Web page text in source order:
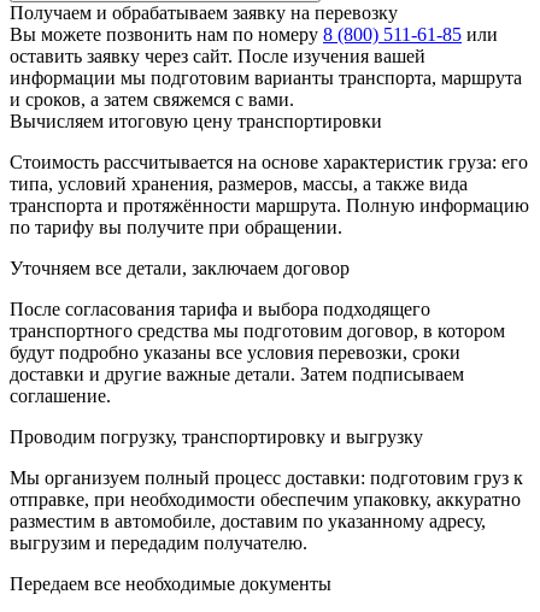
Получаем и обрабатываем заявку на перевозку
Вы можете позвонить нам по номеру 8 (800) 511-61-85 или
оставить заявку через сайт. После изучения вашей
информации мы подготовим варианты транспорта, маршрута
и сроков, а затем свяжемся с вами.
Вычисляем итоговую цену транспортировки
Стоимость рассчитывается на основе характеристик груза: его
типа, условий хранения, размеров, массы, а также вида
транспорта и протяжённости маршрута. Полную информацию
по тарифу вы получите при обращении.
Уточняем все детали, заключаем договор
После согласования тарифа и выбора подходящего
транспортного средства мы подготовим договор, в котором
будут подробно указаны все условия перевозки, сроки
доставки и другие важные детали. Затем подписываем
соглашение.
Проводим погрузку, транспортировку и выгрузку
Мы организуем полный процесс доставки: подготовим груз к
отправке, при необходимости обеспечим упаковку, аккуратно
разместим в автомобиле, доставим по указанному адресу,
выгрузим и передадим получателю.
Передаем все необходимые документы